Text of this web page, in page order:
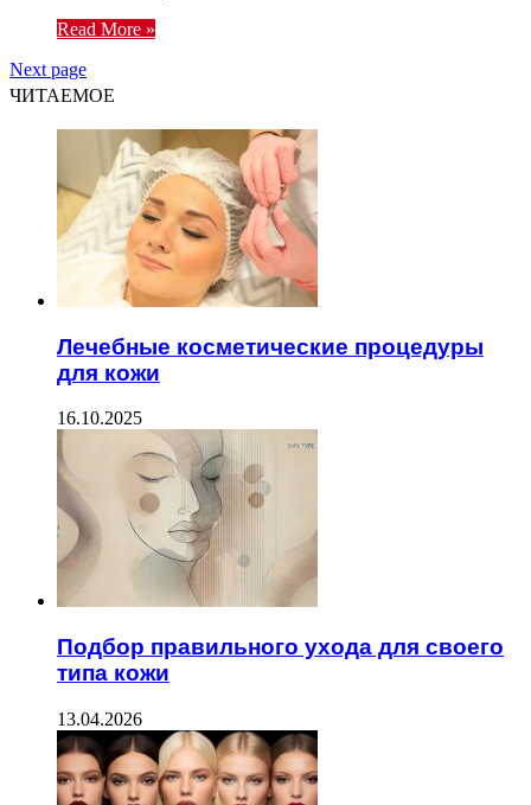
Read More »
Next page
ЧИТАЕМОЕ
Лечебные косметические процедуры
для кожи
16.10.2025
Подбор правильного ухода для своего
типа кожи
13.04.2026